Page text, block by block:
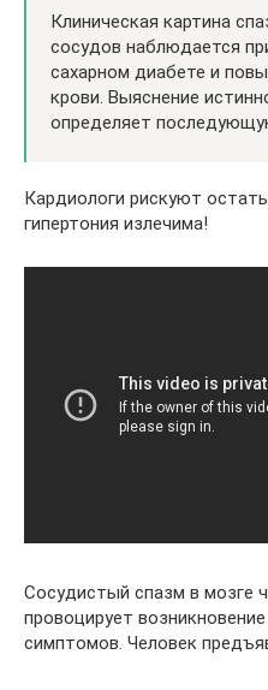
Клиническая картина
сосудов наблюдается
сахарном диабете и
крови. Выяснение
определяет
Кардиологи рискуют
гипертония излечима!
Сосудистый спазм в мозге
провоцирует
симптомов. Человек